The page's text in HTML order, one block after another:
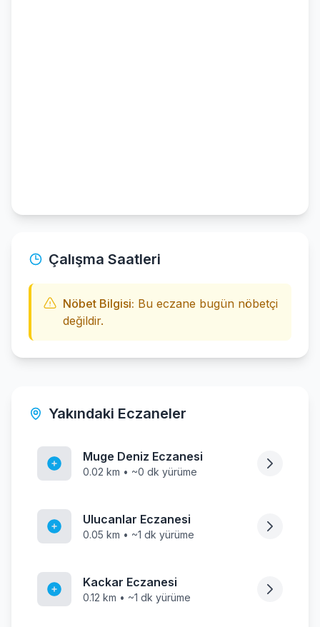
Çalışma Saatleri
Nöbet Bilgisi: Bu eczane bugün nöbetçi
değildir.
Yakındaki Eczaneler
Muge Deniz Eczanesi
0.02 km • ~0 dk yürüme
Ulucanlar Eczanesi
0.05 km • ~1 dk yürüme
Kackar Eczanesi
0.12 km • ~1 dk yürüme